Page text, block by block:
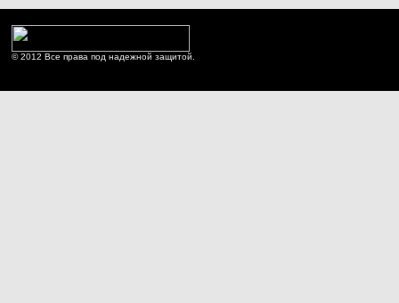
© 2012 Все права под надежной защитой.